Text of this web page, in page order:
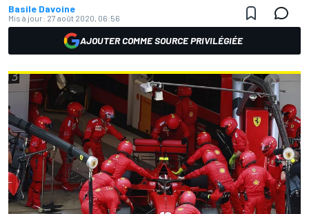
Basile Davoine
Mis à jour: 27 août 2020, 06:56
AJOUTER COMME SOURCE PRIVILÉGIÉE